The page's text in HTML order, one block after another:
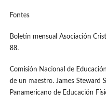
Fontes
Boletín mensual Asociación
88.
Comisión Nacional de
de un maestro. James Steward
Panamericano de Educación